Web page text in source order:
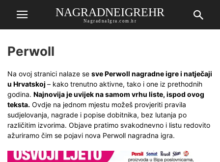
NAGRADNEIGREHR
NagradnaIgra.com.hr
Perwoll
Na ovoj stranici nalaze se sve Perwoll nagradne igre i natječaji
u Hrvatskoj – kako trenutno aktivne, tako i one iz prethodnih
godina. Najnovija je uvijek na samom vrhu liste, ispod ovog
teksta. Ovdje na jednom mjestu možeš provjeriti pravila
sudjelovanja, nagrade i popise dobitnika, bez lutanja po
različitim izvorima. Objave pratimo svakodnevno i listu redovito
ažuriramo čim se pojavi nova Perwoll nagradna igra.